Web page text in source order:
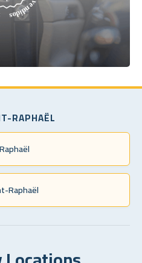
RAPHAËL
Raphaël